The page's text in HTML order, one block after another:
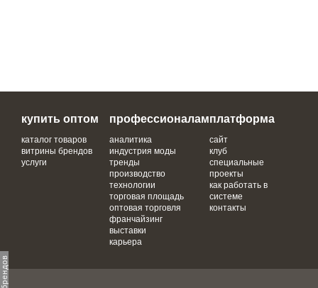
купить оптом
каталог товаров
витрины брендов
услуги
профессионалам
аналитика
индустрия моды
тренды
производство
технологии
торговая площадь
оптовая торговля
франчайзинг
выставки
карьера
платформа
сайт
клуб
специальные
проекты
как работать в
системе
контакты